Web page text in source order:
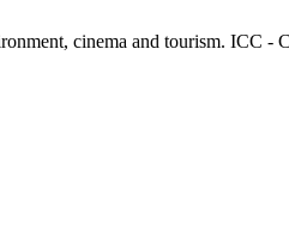
cinema and tourism. ICC -